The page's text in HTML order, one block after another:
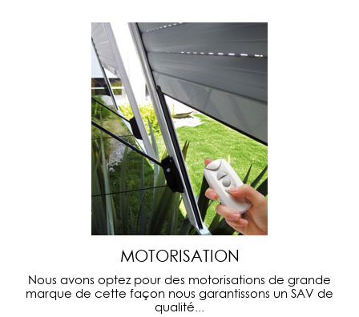
MOTORISATION
Nous avons optez pour des motorisations de grande
marque de cette façon nous garantissons un SAV de
qualité...